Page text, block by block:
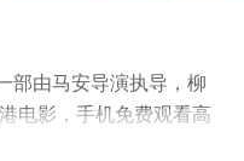
部由马安导演执导，柳
电影，手机免费观看高
影视，更多相关信息可